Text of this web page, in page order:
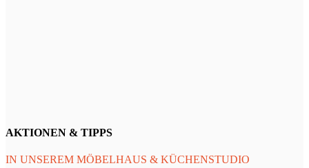
AKTIONEN & TIPPS
IN UNSEREM MÖBELHAUS & KÜCHENSTUDIO